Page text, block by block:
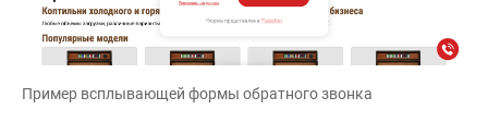
Пример всплывающей формы обратного звонка